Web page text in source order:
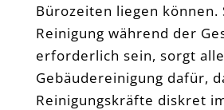
Bürozeiten liegen können.
Reinigung während der
erforderlich sein, sorgt
Gebäudereinigung dafür,
Reinigungskräfte diskret